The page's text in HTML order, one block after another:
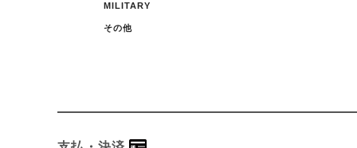
MILITARY
その他